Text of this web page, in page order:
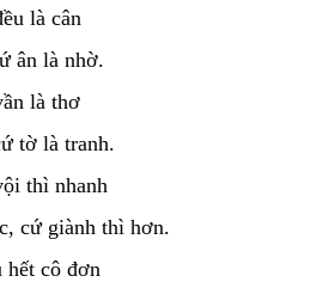
là cân
ân là nhờ.
là thơ
tờ là tranh.
thì nhanh
cứ giành thì hơn.
cô đơn